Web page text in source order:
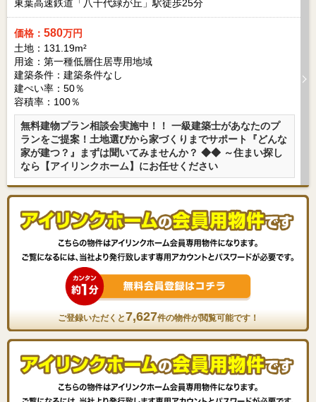
東葉高速鉄道「八千代緑が丘」駅徒歩25分
価格： 580万円
土地：131.19m²
用途：第一種低層住居専用地域
建築条件： 建築条件なし
建ぺい率：50％
容積率：100％
無料建物プラン相談会実施中！！ 一級建築士があなたのプ
ランをご提案！土地選びから家づくりまでサポート『どんな
家が建つ？』まずは聞いてみませんか？ ◆◆ ～住まい探し
なら【アイリンクホーム】にお任せください
ご登録いただくと7,627件の物件が閲覧可能です！